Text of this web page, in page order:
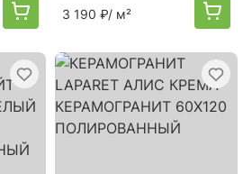
3 190 ₽/ м²